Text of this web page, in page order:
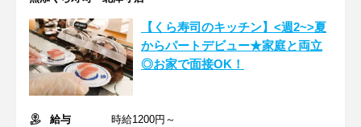
【くら寿司のキッチン】<週2~>夏
からパートデビュー★家庭と両立
◎お家で面接OK！
給与
時給1200円～